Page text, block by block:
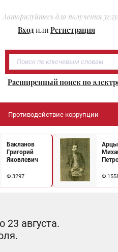
Авторизуйтесь для получения
ВходилиРегистрация
Расширенный поиск по
Противодействие коррупции
Бакланов
Григорий
Яковлевич
Ф.3297
августа.